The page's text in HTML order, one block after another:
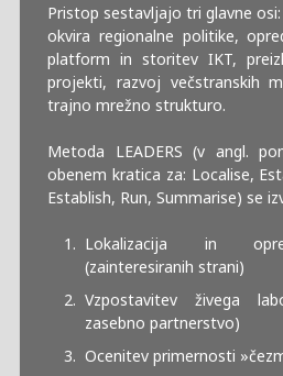
Pristop sestavljajo tri glavne
okvira regionalne politike,
platform in storitev IKT,
projekti, razvoj večstranskih
trajno mrežno strukturo.
Metoda LEADERS (v angl.
obenem kratica za: Localise,
Establish, Run, Summarise) se
Lokalizacija in
(zainteresiranih strani)
Vzpostavitev živega
zasebno partnerstvo)
Ocenitev primernosti